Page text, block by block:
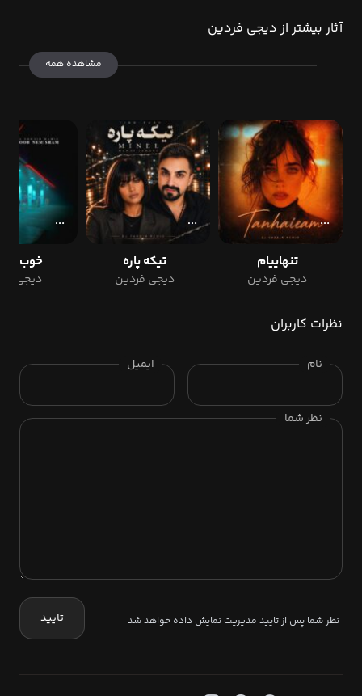
آثار بیشتر از دیجی فردین
مشاهده همه
تنهاییام
دیجی فردین
تیکه پاره
دیجی فردین
خوب
دیجی
نظرات کاربران
نام ایمیل
نظر شما
نظر شما پس از تایید مدیریت نمایش داده خواهد شد تایید